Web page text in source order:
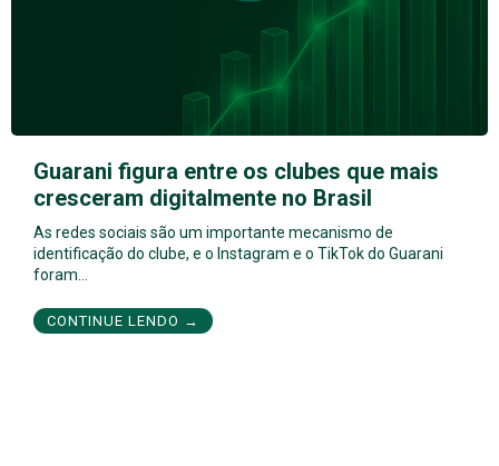
Guarani figura entre os clubes que mais
cresceram digitalmente no Brasil
As redes sociais são um importante mecanismo de
identificação do clube, e o Instagram e o TikTok do Guarani
foram…
CONTINUE LENDO →